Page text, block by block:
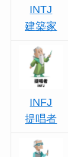
INTJ
建築家
INFJ
提唱者